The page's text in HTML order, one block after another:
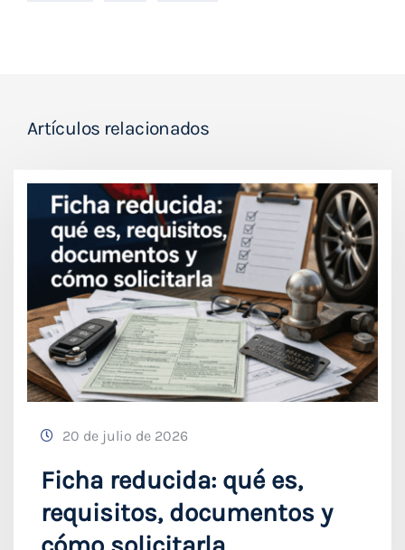
Artículos relacionados
20 de julio de 2026
Ficha reducida: qué es,
requisitos, documentos y